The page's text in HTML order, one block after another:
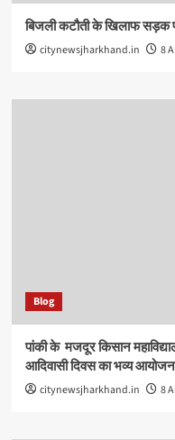
बिजली कटौती के खिलाफ सड़क
citynewsjharkhand.in 8
Blog
पांकी के ​ मजदूर किसान
आदिवासी दिवस का भव्य आयोजन
citynewsjharkhand.in 8